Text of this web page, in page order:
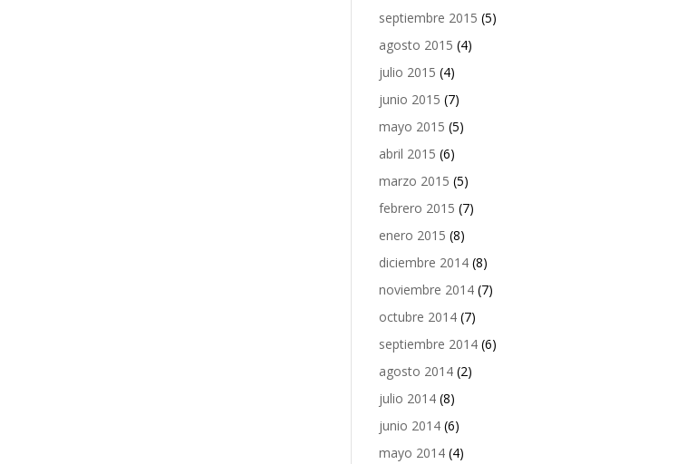
septiembre 2015 (5)
agosto 2015 (4)
julio 2015 (4)
junio 2015 (7)
mayo 2015 (5)
abril 2015 (6)
marzo 2015 (5)
febrero 2015 (7)
enero 2015 (8)
diciembre 2014 (8)
noviembre 2014 (7)
octubre 2014 (7)
septiembre 2014 (6)
agosto 2014 (2)
julio 2014 (8)
junio 2014 (6)
mayo 2014 (4)